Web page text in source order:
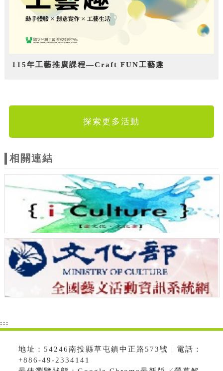
115年工藝推廣課程—Craft FUN工藝趣
探索更多活動
相關連結
:::
地址：54246南投縣草屯鎮中正路573號 | 電話：
+886-49-2334141